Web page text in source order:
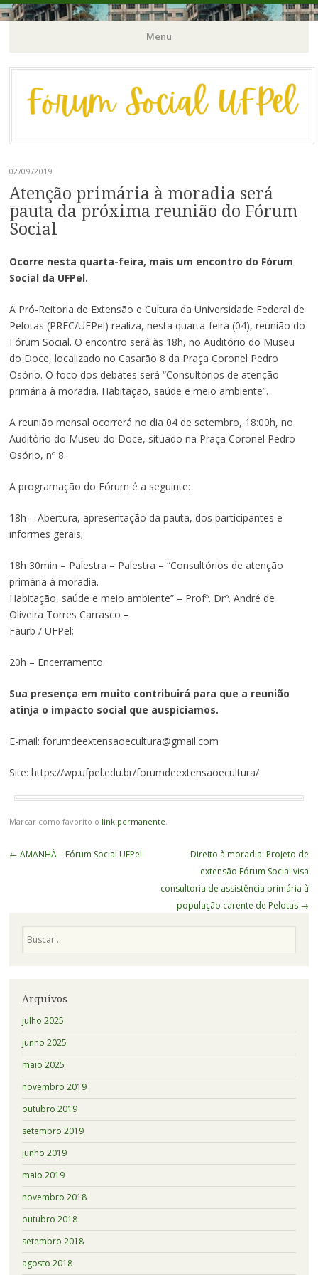
Fórum Social | UFPel
Menu
Pular
para
02/09/2019
Atenção primária à moradia será
pauta da próxima reunião do Fórum
Social
Ocorre nesta quarta-feira, mais um encontro do Fórum
Social da UFPel.
A Pró-Reitoria de Extensão e Cultura da Universidade Federal de
Pelotas (PREC/UFPel) realiza, nesta quarta-feira (04), reunião do
Fórum Social. O encontro será às 18h, no Auditório do Museu
do Doce, localizado no Casarão 8 da Praça Coronel Pedro
Osório. O foco dos debates será “Consultórios de atenção
primária à moradia. Habitação, saúde e meio ambiente”.
A reunião mensal ocorrerá no dia 04 de setembro, 18:00h, no
Auditório do Museu do Doce, situado na Praça Coronel Pedro
Osório, nº 8.
A programação do Fórum é a seguinte:
18h – Abertura, apresentação da pauta, dos participantes e
informes gerais;
18h 30min – Palestra – Palestra – “Consultórios de atenção
primária à moradia.
Habitação, saúde e meio ambiente” – Profº. Drº. André de
Oliveira Torres Carrasco –
Faurb / UFPel;
20h – Encerramento.
Sua presença em muito contribuirá para que a reunião
atinja o impacto social que auspiciamos.
E-mail: forumdeextensaoecultura@gmail.com
Site: https://wp.ufpel.edu.br/forumdeextensaoecultura/
Marcar como favorito o link permanente.
Navegação
← AMANHÃ – Fórum Social UFPel
Direito à moradia: Projeto de
extensão Fórum Social visa
consultoria de assistência primária à
população carente de Pelotas →
Arquivos
julho 2025
junho 2025
maio 2025
novembro 2019
outubro 2019
setembro 2019
junho 2019
maio 2019
novembro 2018
outubro 2018
setembro 2018
agosto 2018